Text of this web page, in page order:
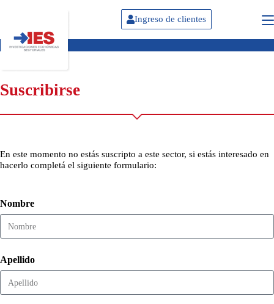
Ingreso de clientes
Suscribirse
En este momento no estás suscripto a este sector, si estás interesado en
hacerlo completá el siguiente formulario:
Nombre
Apellido